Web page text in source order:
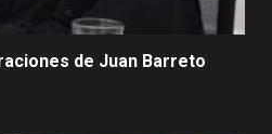
de Juan Barreto